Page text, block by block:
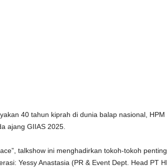
40 tahun kiprah di dunia balap nasional, HPM
ajang GIIAS 2025.
talkshow ini menghadirkan tokoh-tokoh
Yessy Anastasia (PR & Event Dept. Head PT